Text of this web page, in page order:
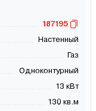
187195
Настенный
Газ
Одноконтурный
13 кВт
130 кв.м